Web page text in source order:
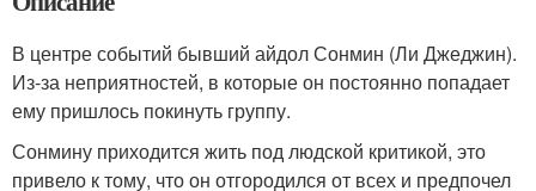
В центре событий бывший айдол Сонмин (Ли Джеджин).
Из-за неприятностей, в которые он постоянно попадает
ему пришлось покинуть группу.
Сонмину приходится жить под людской критикой, это
привело к тому, что он отгородился от всех и предпочел